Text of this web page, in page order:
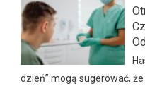
dzień” mogą sugerować,